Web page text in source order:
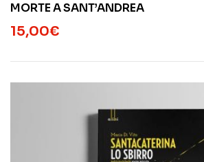
MORTE A SANT’ANDREA
15,00€